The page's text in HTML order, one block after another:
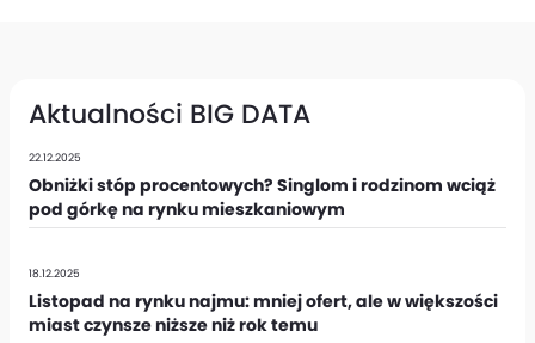
Aktualności BIG DATA
22.12.2025
Obniżki stóp procentowych? Singlom i rodzinom wciąż
pod górkę na rynku mieszkaniowym
18.12.2025
Listopad na rynku najmu: mniej ofert, ale w większości
miast czynsze niższe niż rok temu